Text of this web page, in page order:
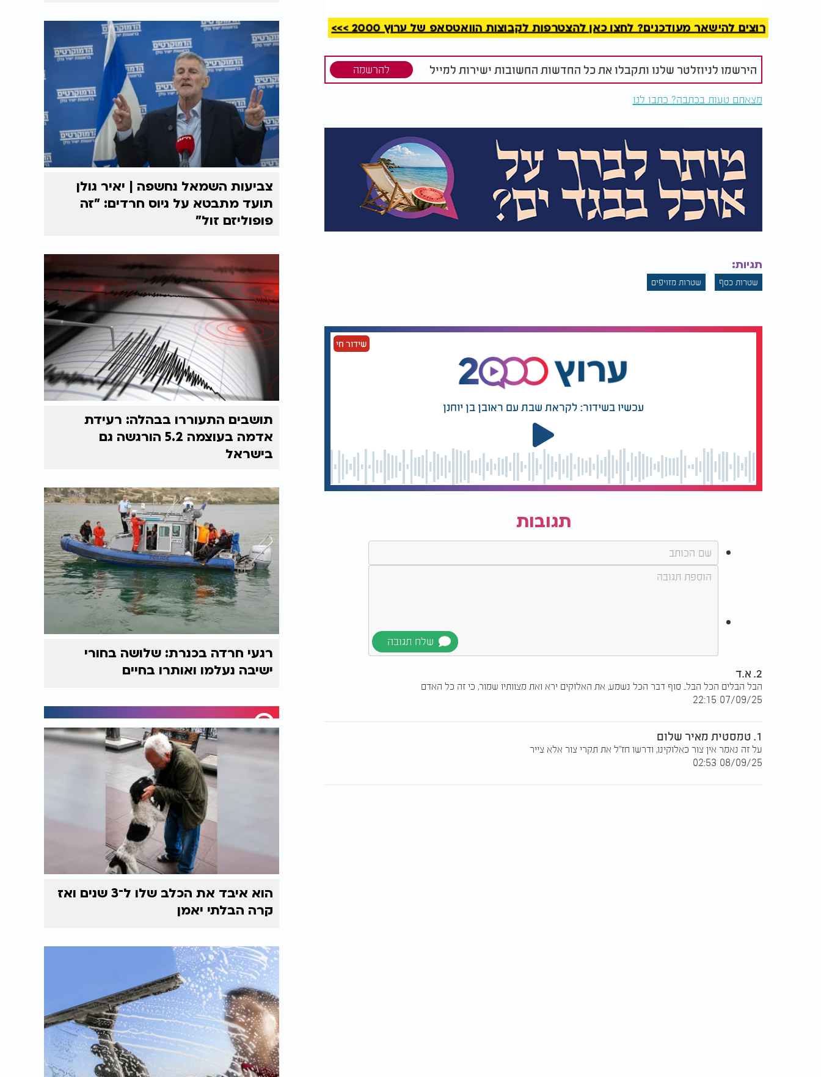
"מדובר בזיוף ברמה שלא הכרנו בעבר", ציין גורם במשטרה שהסכים להתראיין בעילום שם. "גם
בעלי עסקים מנוסים נופלים בפח. הלחץ בעבודה והמהירות שבה מתבצעות העסקאות גורמים
חשד".
מדובר בסכום חריג שמעיד על הביקוש הגבוה והביטחון של הזייפנים באיכות המוצר שהם
במערכת אכיפת החוק מדגישים כי בשנים האחרונות הוחמרה הענישה בעבירות מסוג זה. "בתי
המשפט כבר שלחו בעבר זייפני שטרות למאסרים של שש ואף שבע שנים", נמסר מהמשטרה.
"אנחנו משקיעים מאמצים משמעותיים כדי לחדור אל תוך הרשת הזו, לזהות את המעורבים
ולהביאם לדין".
רוצים להישאר מעודכנים? לחצו כאן להצטרפות לקבוצות הוואטסאפ של ערוץ 2000 >>>
הירשמו לניוזלטר שלנו ותקבלו את כל החדשות החשובות ישירות למייל להרשמה
מצאתם טעות בכתבה? כתבו לנו
תגיות:
שטרות כסף שטרות מזויפים
שידור חי
עכשיו בשידור: לקראת שבת עם ראובן בן יוחנן
תגובות
2. א.ד
הבל הבלים הכל הבל.. סוף דבר הכל נשמע, את האלוקים ירא ואת מצוותיו שמור, כי זה כל האדם
07/09/25 22:15
1. טמסטית מאיר שלום
על זה נאמר אין צור כאלוקינו, ודרשו חז"ל את תקרי צור אלא צייר
08/09/25 02:53
צביעות השמאל נחשפה | יאיר גולן
תועד מתבטא על גיוס חרדים: "זה
פופוליזם זול"
תושבים התעוררו בבהלה: רעידת
אדמה בעוצמה 5.2 הורגשה גם
בישראל
רגעי חרדה בכנרת: שלושה בחורי
ישיבה נעלמו ואותרו בחיים
הוא איבד את הכלב שלו ל־3 שנים ואז
קרה הבלתי יאמן